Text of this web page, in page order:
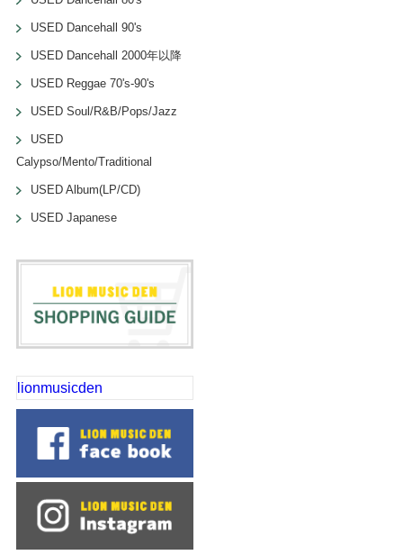
USED Dancehall 90's
USED Dancehall 2000年以降
USED Reggae 70's-90's
USED Soul/R&B/Pops/Jazz
USED
Calypso/Mento/Traditional
USED Album(LP/CD)
USED Japanese
lionmusicden